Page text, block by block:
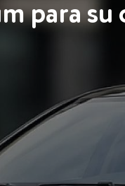
para su